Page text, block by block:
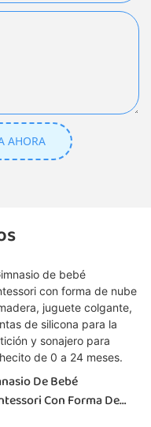
AHORA
De Bebé
Con Forma De